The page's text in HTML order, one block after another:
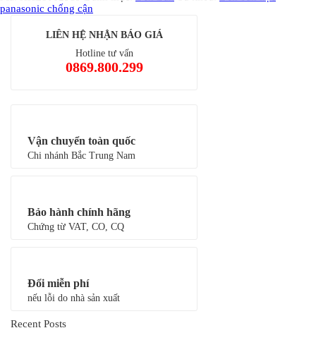
panasonic chống cận
LIÊN HỆ NHẬN BÁO GIÁ
Hotline tư vấn
0869.800.299
Vận chuyển toàn quốc
Chi nhánh Bắc Trung Nam
Bảo hành chính hãng
Chứng từ VAT, CO, CQ
Đổi miễn phí
nếu lỗi do nhà sản xuất
Recent Posts